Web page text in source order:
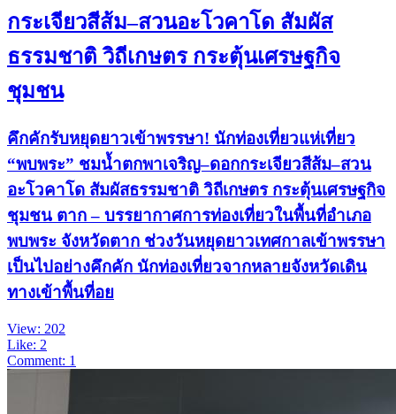
กระเจียวสีส้ม–สวนอะโวคาโด สัมผัส
ธรรมชาติ วิถีเกษตร กระตุ้นเศรษฐกิจ
ชุมชน
คึกคักรับหยุดยาวเข้าพรรษา! นักท่องเที่ยวแห่เที่ยว
“พบพระ” ชมน้ำตกพาเจริญ–ดอกกระเจียวสีส้ม–สวน
อะโวคาโด สัมผัสธรรมชาติ วิถีเกษตร กระตุ้นเศรษฐกิจ
ชุมชน ตาก – บรรยากาศการท่องเที่ยวในพื้นที่อำเภอ
พบพระ จังหวัดตาก ช่วงวันหยุดยาวเทศกาลเข้าพรรษา
เป็นไปอย่างคึกคัก นักท่องเที่ยวจากหลายจังหวัดเดิน
ทางเข้าพื้นที่อย
View: 202
Like: 2
Comment: 1